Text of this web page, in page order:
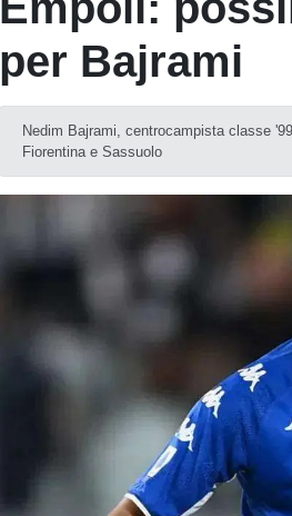
per Bajrami
Nedim Bajrami, centrocampista classe
Fiorentina e Sassuolo